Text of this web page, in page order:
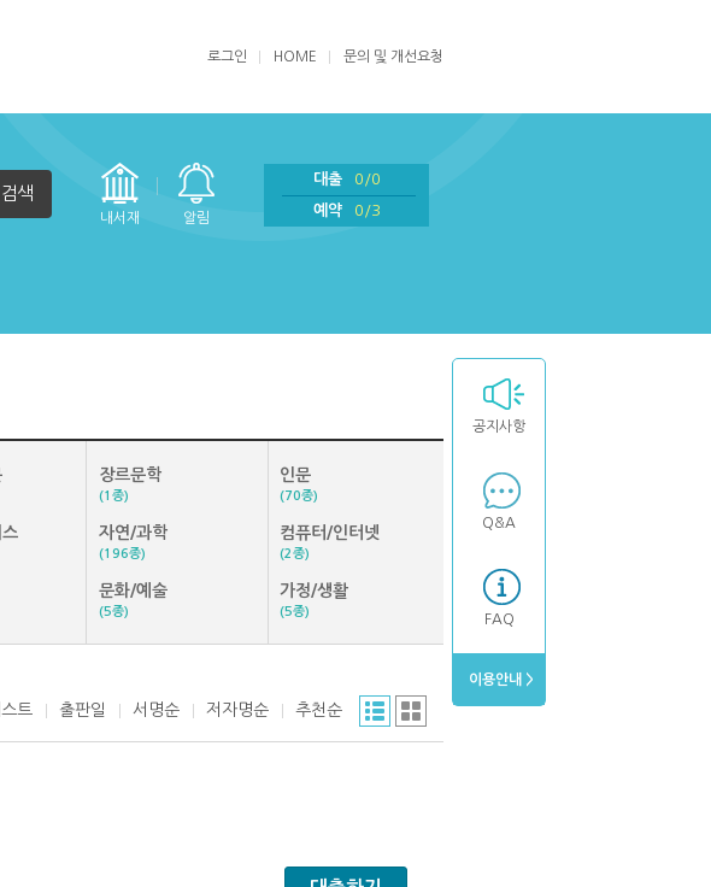
로그인 HOME 문의 및 개선요청
색
내서재 알림
대출
0/0
예약
0/3
공지사항
Q&A
FAQ
이용안내 >
장르문학
(1종)
인문
(70종)
자연/과학
(196종)
컴퓨터/인터넷
(2종)
문화/예술
(5종)
가정/생활
(5종)
트 출판일 서명순 저자명순 추천순